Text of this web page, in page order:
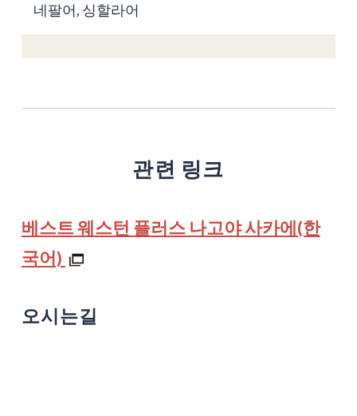
네팔어, 싱할라어
관련 링크
베스트 웨스턴 플러스 나고야 사카에(한
국어)
오시는길